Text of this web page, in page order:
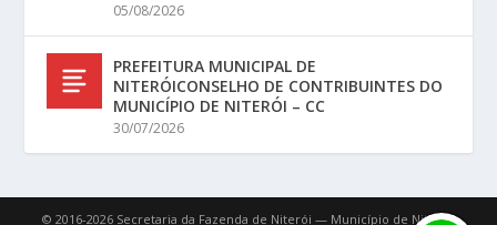
05/08/2026
PREFEITURA MUNICIPAL DE
NITERÓICONSELHO DE CONTRIBUINTES DO
MUNICÍPIO DE NITERÓI – CC
30/07/2026
© 2016-2026 Secretaria da Fazenda de Niterói — Município de Niterói.